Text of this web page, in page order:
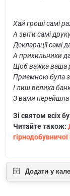
Хай гроші самі
А звіти самі
Декларації самі
А прихильники
Щоб важка ваша
Приємною була
І лиш велика
З вами перейшла
Зі святом всіх
Читайте також: